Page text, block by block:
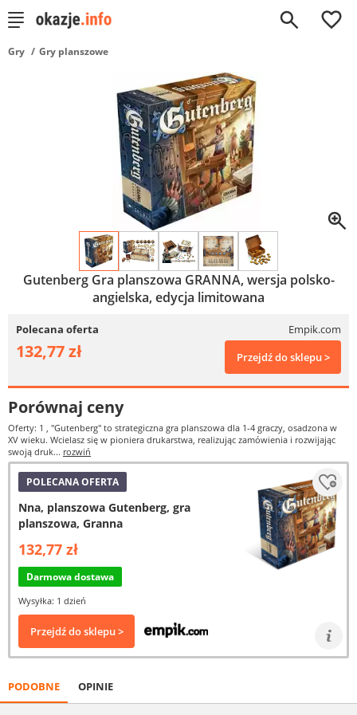
0
Gry Gry planszowe
Gutenberg Gra planszowa GRANNA, wersja polsko-
angielska, edycja limitowana
Polecana oferta Empik.com
132,77 zł Przejdź do sklepu >
Porównaj ceny
Oferty: 1 , "Gutenberg" to strategiczna gra planszowa dla 1-4 graczy, osadzona w
XV wieku. Wcielasz się w pioniera drukarstwa, realizując zamówienia i rozwijając
swoją druk... rozwiń
POLECANA OFERTA
Nna, planszowa Gutenberg, gra
planszowa, Granna
132,77 zł
Darmowa dostawa
Wysyłka: 1 dzień
Przejdź do sklepu >
PODOBNE OPINIE